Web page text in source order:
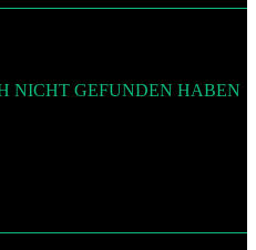
NICHT GEFUNDEN HABEN